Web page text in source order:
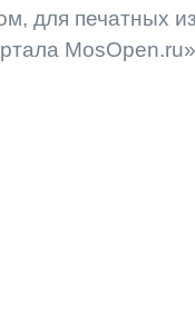
для печатных